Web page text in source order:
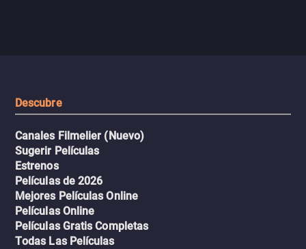
Descubre
Canales Filmelier (Nuevo)
Sugerir Películas
Estrenos
Películas de 2026
Mejores Películas Online
Películas Online
Películas Gratis Completas
Todas Las Películas